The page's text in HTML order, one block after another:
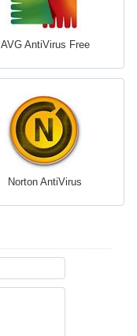
AVG AntiVirus Free
Norton AntiVirus